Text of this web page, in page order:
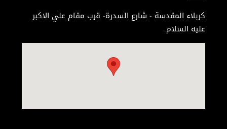
كربلاء المقدسة - شارع السدرة- قرب مقام علي الاكبر
عليه السلام.